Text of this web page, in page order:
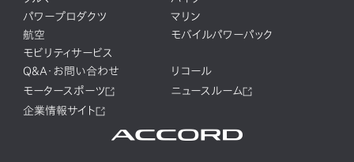
パワープロダクツ
マリン
航空
モバイルパワーパック
モビリティサービス
Q&A・お問い合わせ
リコール
モータースポーツ
ニュースルーム
企業情報サイト